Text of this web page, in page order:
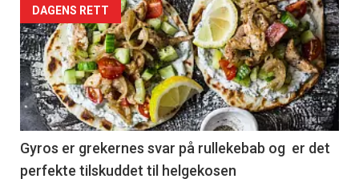
Forsiden
akkurat
nå
-
6
DAGENS RETT
Gyros er grekernes svar på rullekebab og er det
perfekte tilskuddet til helgekosen